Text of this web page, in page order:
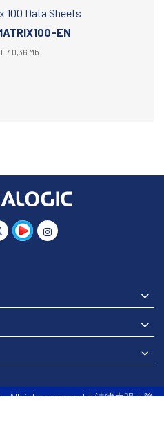
100 Data Sheets
EN
/ 0,36 Mb
- All rights reserved |法律声明|隐